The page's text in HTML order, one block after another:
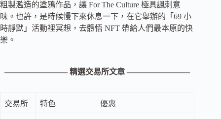
粗製濫造的塗鴉作品，讓 For The Culture 極具諷刺意
味。也許，是時候慢下來休息一下，在它舉辦的「69 小
時靜默」活動裡冥想，去體悟 NFT 帶給人們最本原的快
樂。
———————— 精選交易所文章 ————————
交易所 特色 優惠